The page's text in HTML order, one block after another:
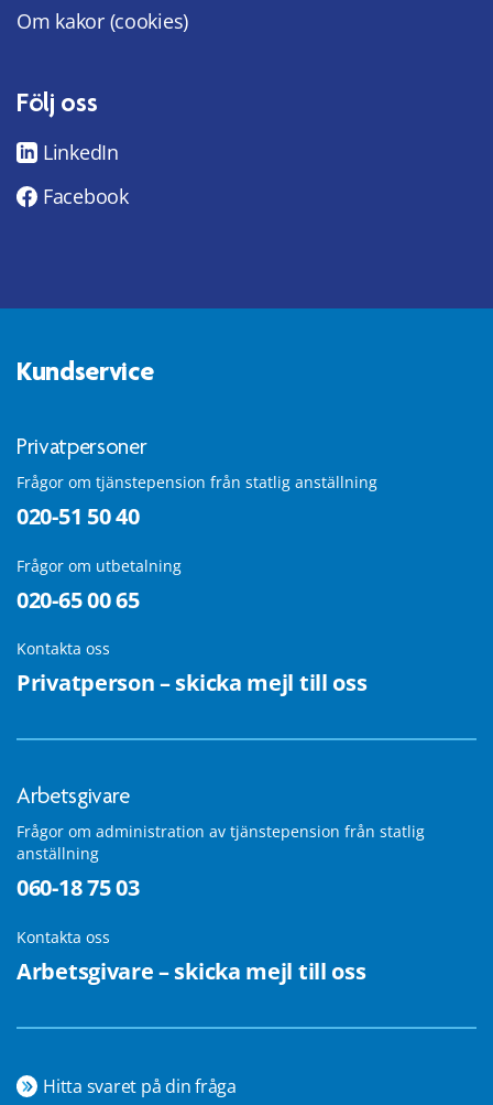
Om kakor (cookies)
Följ oss
LinkedIn
Facebook
Kundservice
Privatpersoner
Frågor om tjänstepension från statlig anställning
020-51 50 40
Frågor om utbetalning
020-65 00 65
Kontakta oss
Privatperson – skicka mejl till oss
Arbetsgivare
Frågor om administration av tjänstepension från statlig
anställning
060-18 75 03
Kontakta oss
Arbetsgivare – skicka mejl till oss
Hitta svaret på din fråga